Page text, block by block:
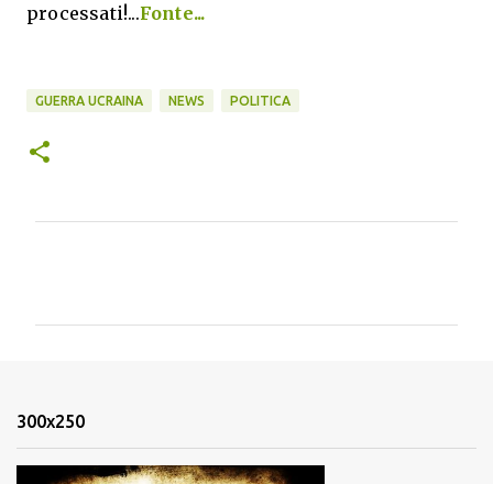
processati!...Fonte...
GUERRA UCRAINA NEWS POLITICA
n
i
300x250